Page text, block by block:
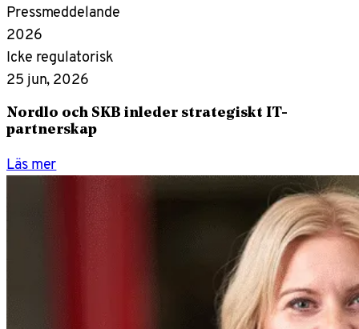
Pressmeddelande
2026
Icke regulatorisk
25 jun, 2026
Nordlo och SKB inleder strategiskt IT-
partnerskap
Läs mer